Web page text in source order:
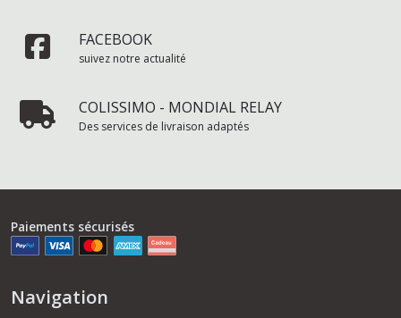
FACEBOOK
suivez notre actualité
COLISSIMO - MONDIAL RELAY
Des services de livraison adaptés
Paiements sécurisés
Navigation